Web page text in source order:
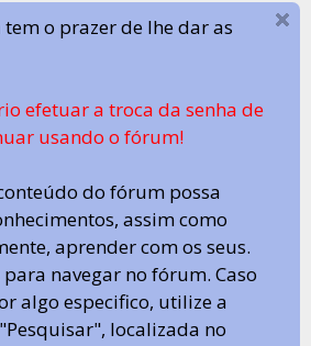
tem o prazer de lhe dar as
efetuar a troca da senha de
usando o fórum!
do fórum possa
assim como
aprender com os seus.
navegar no fórum. Caso
algo especifico, utilize a
localizada no